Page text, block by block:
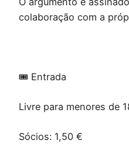
colaboração com a
🎟️ Entrada
Livre para menores de
Sócios: 1,50 €